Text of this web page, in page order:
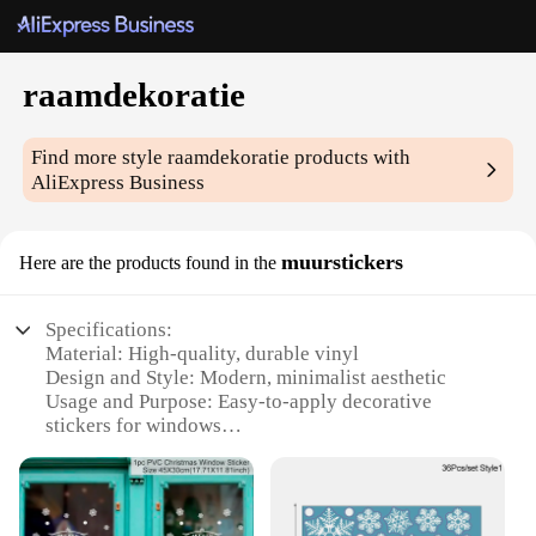
raamdekoratie
Find more styleraamdekoratie products with
AliExpress Business
Here are the products found in the muurstickers
Specifications:
Material: High-quality, durable vinyl
Design and Style: Modern, minimalist aesthetic
Usage and Purpose: Easy-to-apply decorative
stickers for windows
commercial spaces
Shape or Size or Weight or Quantity: Available in
multiple sets, customizable sizes